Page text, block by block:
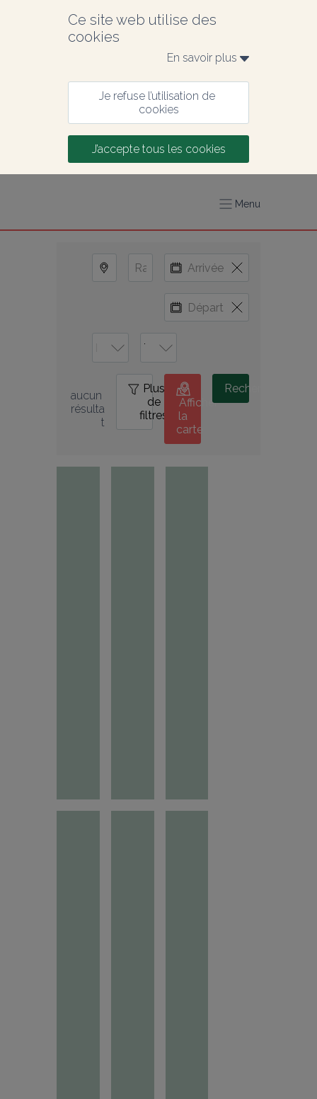
Ce site web utilise des
cookies
En savoir plus
Je refuse l’utilisation de
cookies
J’accepte tous les cookies
Menu
aucun
résulta
t
Plus
de
filtres
Afficher
la
carte
Rechercher